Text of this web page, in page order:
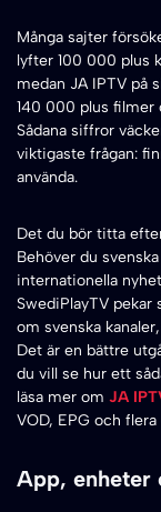
Många sajter
lyfter 100 000 plus
medan JA IPTV på
140 000 plus filmer
Sådana siffror
viktigaste frågan:
använda.
Det du bör titta
Behöver du
internationella
SwediPlayTV pekar
om svenska
Det är en bättre
du vill se hur ett
läsa mer om JA
VOD, EPG och
App, enheter